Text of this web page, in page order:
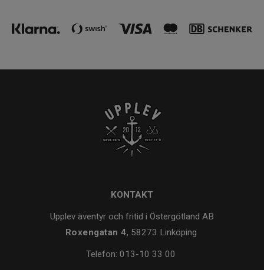
KONTAKT
Upplev äventyr och fritid i Östergötland AB
Roxengatan 4, 58273 Linköping
Telefon: 013-10 33 00